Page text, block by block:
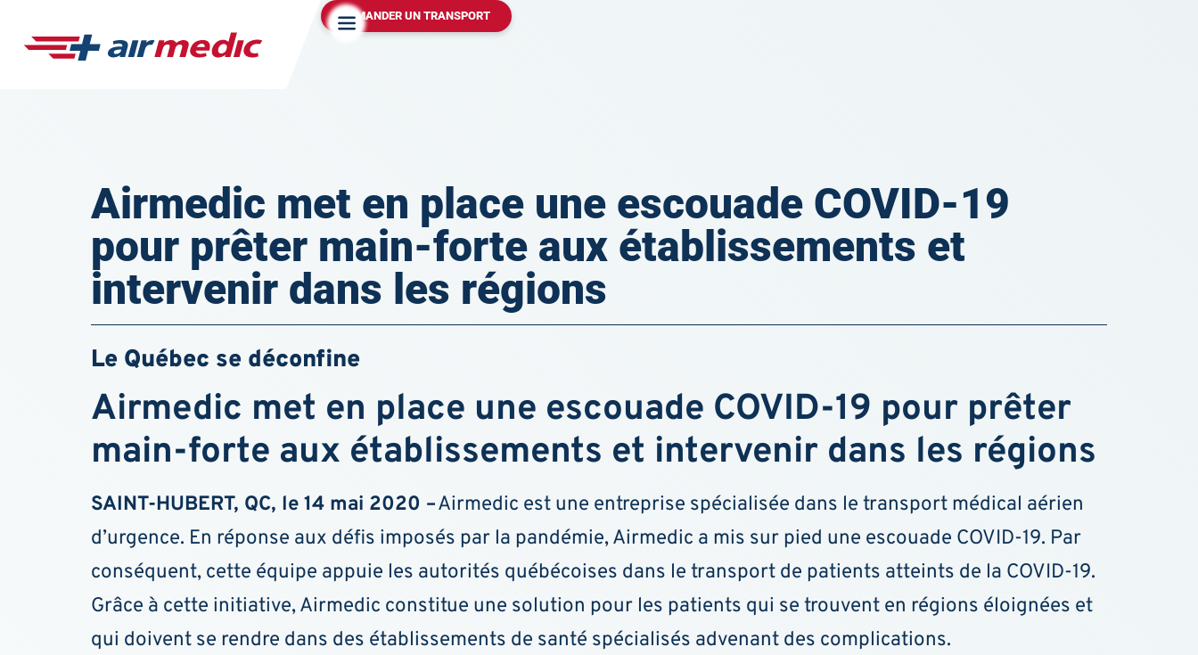
DEMANDER UN TRANSPORT
Airmedic met en place une escouade COVID-19
pour prêter main-forte aux établissements et
intervenir dans les régions
Le Québec se déconfine
Airmedic met en place une escouade COVID-19 pour prêter
main-forte aux établissements et intervenir dans les régions
SAINT-HUBERT, QC, le 14 mai 2020 –Airmedic est une entreprise spécialisée dans le transport médical aérien
d’urgence. En réponse aux défis imposés par la pandémie, Airmedic a mis sur pied une escouade COVID-19. Par
conséquent, cette équipe appuie les autorités québécoises dans le transport de patients atteints de la COVID-19.
Grâce à cette initiative, Airmedic constitue une solution pour les patients qui se trouvent en régions éloignées et
qui doivent se rendre dans des établissements de santé spécialisés advenant des complications.